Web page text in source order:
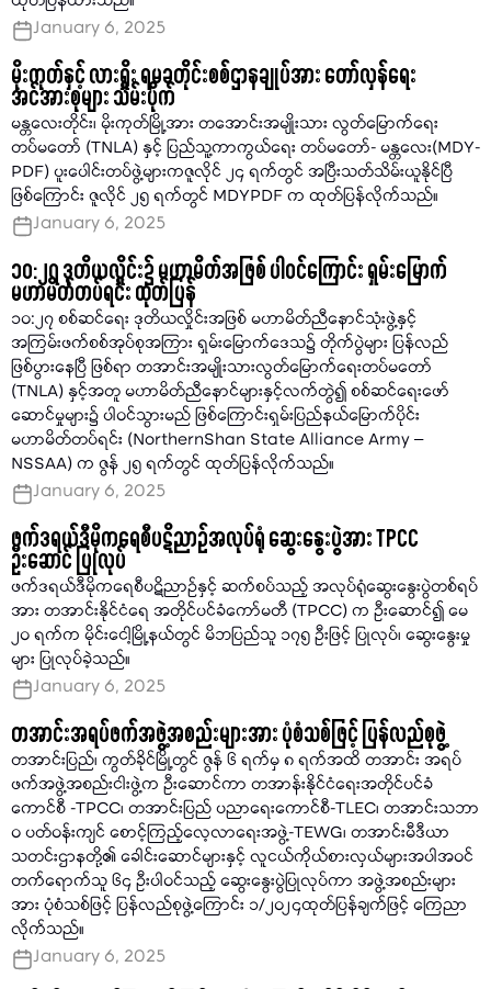
January 6, 2025
မိုးကုတ်နှင့် လားရှိုး ရမခတိုင်းစစ်ဌာနချုပ်အား တော်လှန်ရေး
အင်အားစုများ သိမ်းပိုက်
မန္တလေးတိုင်း၊ မိုးကုတ်မြို့အား တအောင်းအမျိုးသား လွတ်မြောက်ရေး
တပ်မတော် (TNLA) နှင့် ပြည်သူ့ကာကွယ်ရေး တပ်မတော်- မန္တလေး(MDY-
PDF) ပူးပေါင်းတပ်ဖွဲ့များကဇူလိုင် ၂၄ ရက်တွင် အပြီးသတ်သိမ်းယူနိုင်ပြီ
ဖြစ်ကြောင်း ဇူလိုင် ၂၅ ရက်တွင် MDYPDF က ထုတ်ပြန်လိုက်သည်။
January 6, 2025
၁၀:၂၇ ဒုတိယလှိုင်း၌ မဟာမိတ်အဖြစ် ပါဝင်ကြောင်း ရှမ်းမြောက်
မဟာမိတ်တပ်ရင်း ထုတ်ပြန်
၁၀:၂၇ စစ်ဆင်ရေး ဒုတိယလှိုင်းအဖြစ် မဟာမိတ်ညီနောင်သုံးဖွဲ့နှင့်
အကြမ်းဖက်စစ်အုပ်စုအကြား ရှမ်းမြောက်ဒေသ၌ တိုက်ပွဲများ ပြန်လည်
ဖြစ်ပွားနေပြီ ဖြစ်ရာ တအာင်းအမျိုးသားလွတ်မြောက်ရေးတပ်မတော်
(TNLA) နှင့်အတူ မဟာမိတ်ညီနောင်များနှင့်လက်တွဲ၍ စစ်ဆင်ရေးဖော်
ဆောင်မှုများ၌ ပါဝင်သွားမည် ဖြစ်ကြောင်းရှမ်းပြည်နယ်မြောက်ပိုင်း
မဟာမိတ်တပ်ရင်း (NorthernShan State Alliance Army –
NSSAA) က ဇွန် ၂၅ ရက်တွင် ထုတ်ပြန်လိုက်သည်။
January 6, 2025
ဖက်ဒရယ်ဒီမိုကရေစီပဋိညာဉ်အလုပ်ရုံ ဆွေးနွေးပွဲအား TPCC
ဦးဆောင် ပြုလုပ်
ဖက်ဒရယ်ဒီမိုကရေစီပဋိညာဉ်နှင့် ဆက်စပ်သည့် အလုပ်ရုံဆွေးနွေးပွဲတစ်ရပ်
အား တအာင်းနိုင်ငံရေ အတိုင်ပင်ခံကော်မတီ (TPCC) က ဦးဆောင်၍ မေ
၂၀ ရက်က မိုင်းငေါ့မြို့နယ်တွင် မိဘပြည်သူ ၁၇၅ ဦးဖြင့် ပြုလုပ်၊ ဆွေးနွေးမှု
များ ပြုလုပ်ခဲ့သည်။
January 6, 2025
တအာင်းအရပ်ဖက်အဖွဲ့အစည်းများအား ပုံစံသစ်ဖြင့် ပြန်လည်စုဖွဲ့
တအာင်းပြည်၊ ကွတ်ခိုင်မြို့တွင် ဇွန် ၆ ရက်မှ ၈ ရက်အထိ တအာင်း အရပ်
ဖက်အဖွဲ့အစည်းငါးဖွဲ့က ဦးဆောင်ကာ တအာန်းနိုင်ငံရေးအတိုင်ပင်ခံ
ကောင်စီ -TPCC၊ တအာင်းပြည် ပညာရေးကောင်စီ-TLEC၊ တအာင်းသဘာ
ဝ ပတ်ဝန်းကျင် စောင့်ကြည့်လေ့လာရေးအဖွဲ့-TEWG၊ တအာင်းမီဒီယာ
သတင်းဌာနတို့၏ ခေါင်းဆောင်များနှင့် လူငယ်ကိုယ်စားလှယ်များအပါအဝင်
တက်ရောက်သူ ၆၄ ဦးပါဝင်သည့် ဆွေးနွေးပွဲပြုလုပ်ကာ အဖွဲ့အစည်းများ
အား ပုံစံသစ်ဖြင့် ပြန်လည်စုဖွဲ့ကြောင်း ၁/၂၀၂၄ထုတ်ပြန်ချက်ဖြင့် ကြေညာ
လိုက်သည်။
January 6, 2025